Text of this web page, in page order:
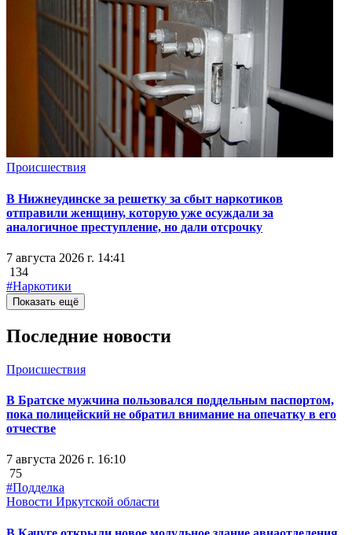
Происшествия
В Нижнеудинске за решетку за сбыт наркотиков
отправили женщину, которую уже осуждали за
аналогичное преступление, но дали отсрочку
7 августа 2026 г. 14:41
134
#Наркотики
Показать ещё
Последние новости
Происшествия
В Братске мужчина пользовался поддельным паспортом,
пока полицейский не обратил внимание на опечатку в его
отчестве
7 августа 2026 г. 16:10
75
#Подделка
Новости Иркутской области